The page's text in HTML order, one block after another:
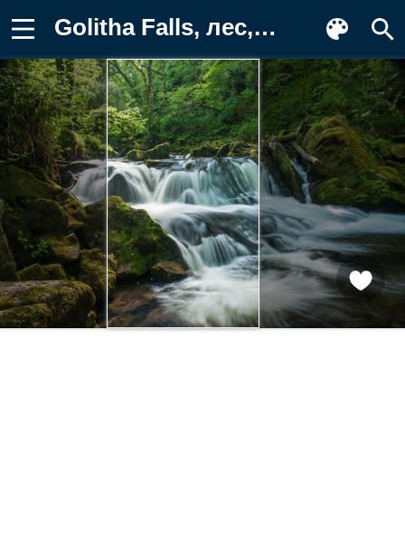
Golitha Falls, лес, каскад, England Картинка на телефон